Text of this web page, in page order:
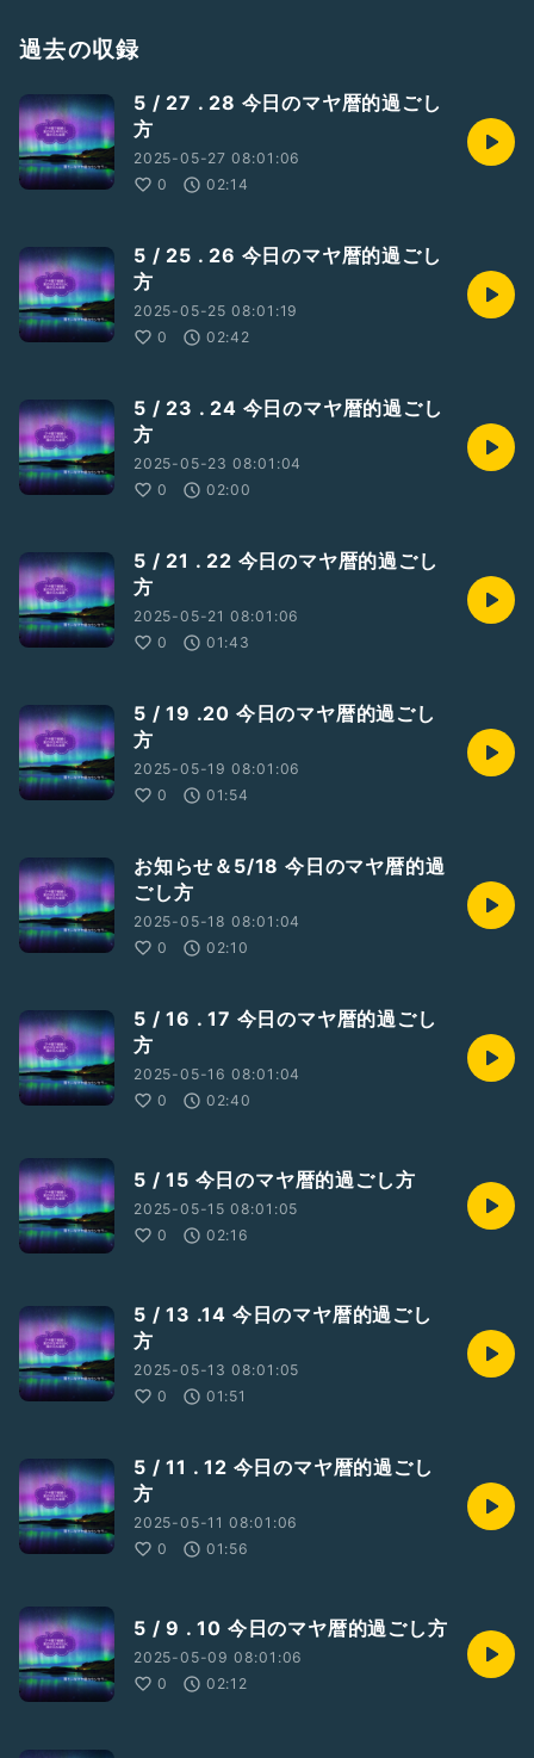
過去の収録
5 / 27 . 28 今日のマヤ暦的過ごし
方
2025-05-27 08:01:06
0
02:14
5 / 25 . 26 今日のマヤ暦的過ごし
方
2025-05-25 08:01:19
0
02:42
5 / 23 . 24 今日のマヤ暦的過ごし
方
2025-05-23 08:01:04
0
02:00
5 / 21 . 22 今日のマヤ暦的過ごし
方
2025-05-21 08:01:06
0
01:43
5 / 19 .20 今日のマヤ暦的過ごし
方
2025-05-19 08:01:06
0
01:54
お知らせ＆5/18 今日のマヤ暦的過
ごし方
2025-05-18 08:01:04
0
02:10
5 / 16 . 17 今日のマヤ暦的過ごし
方
2025-05-16 08:01:04
0
02:40
5 / 15 今日のマヤ暦的過ごし方
2025-05-15 08:01:05
0
02:16
5 / 13 .14 今日のマヤ暦的過ごし
方
2025-05-13 08:01:05
0
01:51
5 / 11 . 12 今日のマヤ暦的過ごし
方
2025-05-11 08:01:06
0
01:56
5 / 9 . 10 今日のマヤ暦的過ごし方
2025-05-09 08:01:06
0
02:12